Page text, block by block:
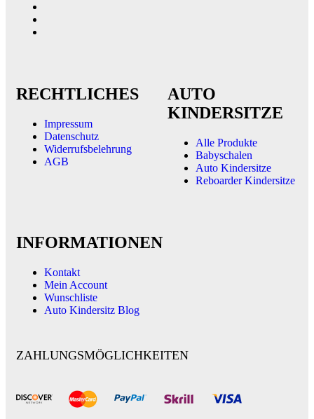
RECHTLICHES
Impressum
Datenschutz
Widerrufsbelehrung
AGB
AUTO
KINDERSITZE
Alle Produkte
Babyschalen
Auto Kindersitze
Reboarder Kindersitze
INFORMATIONEN
Kontakt
Mein Account
Wunschliste
Auto Kindersitz Blog
ZAHLUNGSMÖGLICHKEITEN